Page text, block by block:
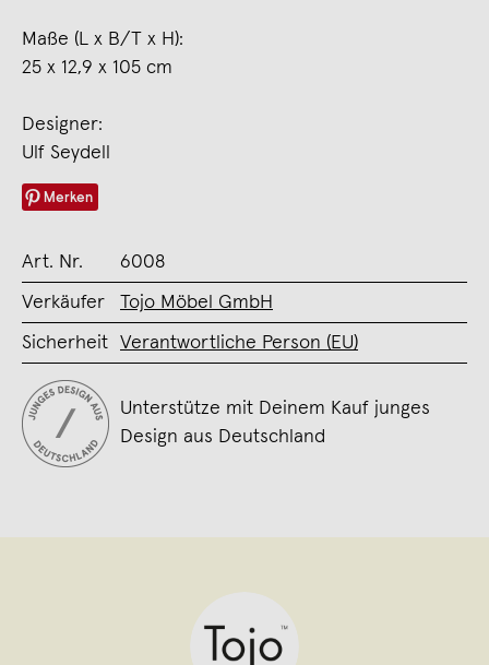
Maße (L x B/T x H):
25 x 12,9 x 105 cm
Designer:
Ulf Seydell
Merken
Art. Nr. 6008
Verkäufer Tojo Möbel GmbH
Sicherheit Verantwortliche Person (EU)
Unterstütze mit Deinem Kauf junges
Design aus Deutschland